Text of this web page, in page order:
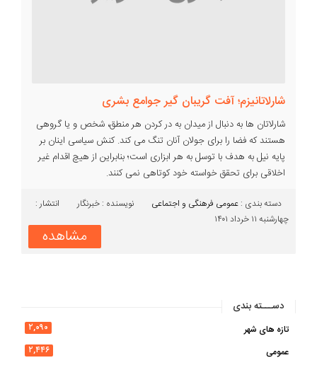
شارلاتانیزم؛ آفت گریبان گیر جوامع بشری
شارلاتان ها به دنبال از میدان به در کردن هر منطق، شخص و یا گروهی
هستند که فضا را برای جولان آنان تنگ می کند. کنش سیاسی اینان بر
پایه نیل به هدف با توسل به هر ابزاری است؛ بنابراین از هیچ اقدام غیر
اخلاقی برای تحقق خواسته خود کوتاهی نمی کنند.
دسته بندی :‌ عمومی فرهنگی و اجتماعی نویسنده : خبرنگار
انتشار :
چهارشنبه ۱۱ خرداد ۱۴۰۱
مشاهده
دســـته بندی
تازه های شهر
۲,۰۹۰
عمومی
۲,۴۴۶